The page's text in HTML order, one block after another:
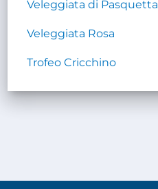
Veleggiata di Pasquetta
Veleggiata Rosa
Trofeo Cricchino